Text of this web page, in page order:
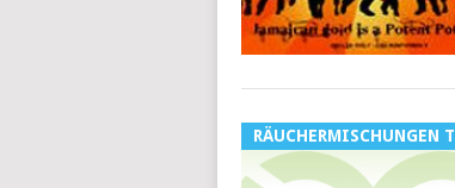
RÄUCHERMISCHUNGEN